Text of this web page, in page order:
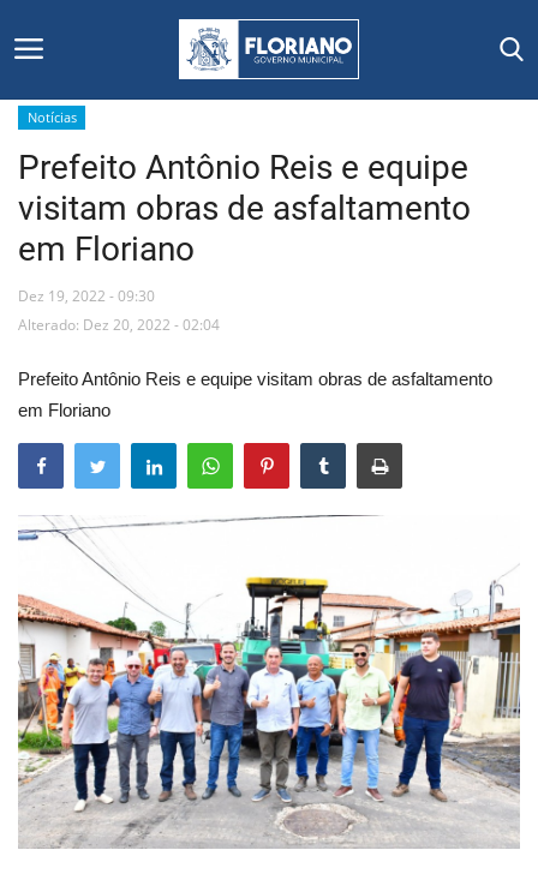
Início
Editais
Floriano
Mural de Licitações
Notícias
Vídeos
Webmail
Contato
Notícias
Prefeito Antônio Reis e equipe
visitam obras de asfaltamento
em Floriano
Dez 19, 2022 - 09:30
Alterado: Dez 20, 2022 - 02:04
Prefeito Antônio Reis e equipe visitam obras de asfaltamento
em Floriano